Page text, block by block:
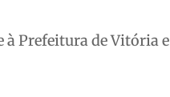
Prefeitura de Vitória e